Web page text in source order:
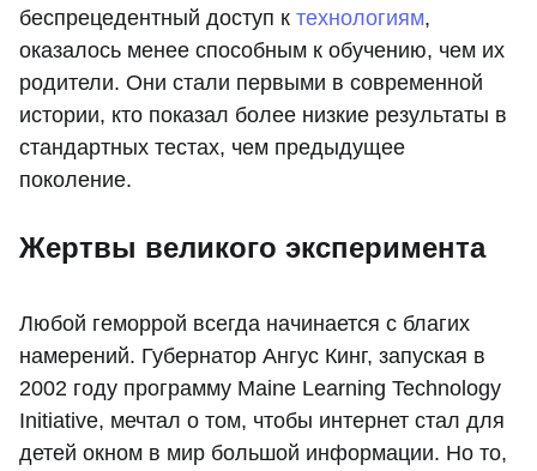
беспрецедентный доступ к технологиям,
оказалось менее способным к обучению, чем их
родители. Они стали первыми в современной
истории, кто показал более низкие результаты в
стандартных тестах, чем предыдущее
поколение.
Жертвы великого эксперимента
Любой геморрой всегда начинается с благих
намерений. Губернатор Ангус Кинг, запуская в
2002 году программу Maine Learning Technology
Initiative, мечтал о том, чтобы интернет стал для
детей окном в мир большой информации. Но то,